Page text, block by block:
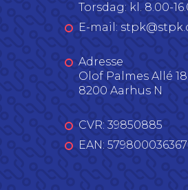
Torsdag: kl. 8.00-
E-mail:
Adresse
Olof Palmes Allé 18
8200 Aarhus N
CVR: 39850885
EAN: